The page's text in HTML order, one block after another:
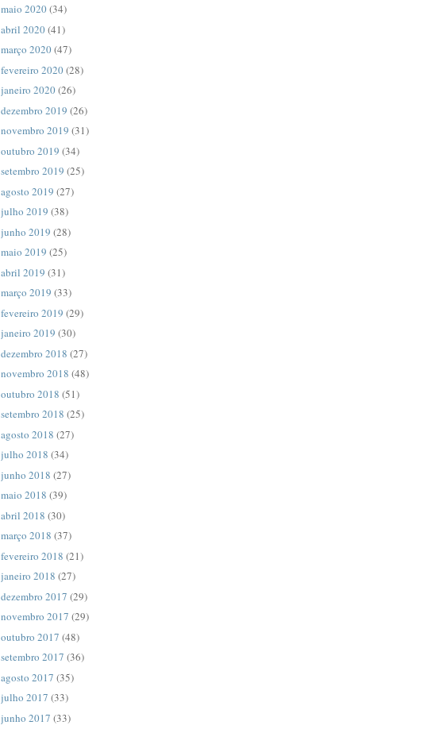
maio 2020(34)
abril 2020(41)
março 2020(47)
fevereiro 2020(28)
janeiro 2020(26)
dezembro 2019 (26)
novembro 2019 (31)
outubro 2019 (34)
setembro 2019 (25)
agosto 2019 (27)
julho 2019 (38)
junho 2019 (28)
maio 2019 (25)
abril 2019 (31)
março 2019 (33)
fevereiro 2019 (29)
janeiro 2019 (30)
dezembro 2018 (27)
novembro 2018 (48)
outubro 2018 (51)
setembro 2018 (25)
agosto 2018 (27)
julho 2018 (34)
junho 2018 (27)
maio 2018 (39)
abril 2018 (30)
março 2018 (37)
fevereiro 2018 (21)
janeiro 2018 (27)
dezembro 2017 (29)
novembro 2017 (29)
outubro 2017 (48)
setembro 2017 (36)
agosto 2017 (35)
julho 2017 (33)
junho 2017 (33)